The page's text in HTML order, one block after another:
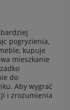
pogryzienia,
kupuje
mieszkanie
do
Aby wygrać
i zrozumienia